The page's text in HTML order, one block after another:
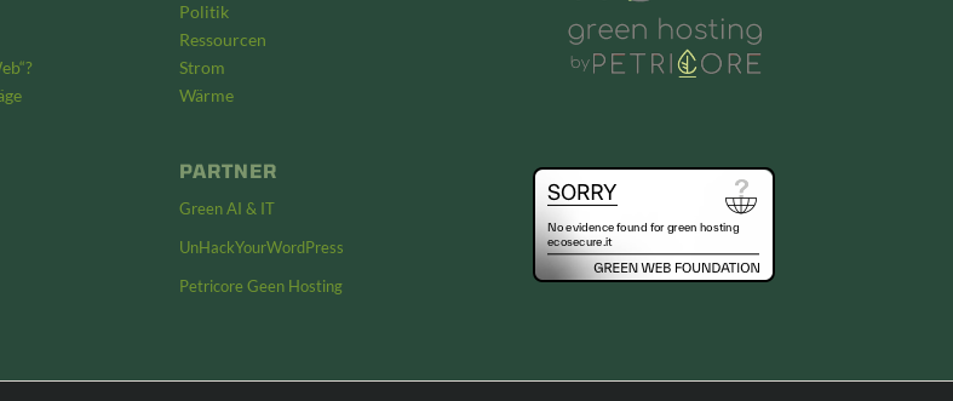
Politik
Ressourcen
Strom
Wärme
PARTNER
Green AI & IT
UnHackYourWordPress
Petricore Geen Hosting